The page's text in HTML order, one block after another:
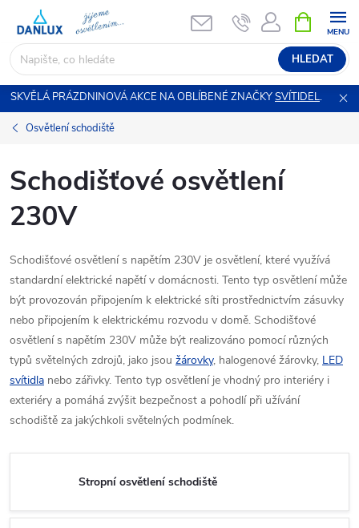
obsah
HLEDAT
NÁKUPNÍ
KOŠÍK
SKVĚLÁ PRÁZDNINOVÁ AKCE NA OBLÍBENÉ ZNAČKYSVÍTIDEL.
Osvětlení schodiště
Schodišťové osvětlení
230V
Schodišťové osvětlení s napětím 230V je osvětlení, které využívá
standardní elektrické napětí v domácnosti. Tento typ osvětlení může
být provozován připojením k elektrické síti prostřednictvím zásuvky
nebo připojením k elektrickému rozvodu v domě. Schodišťové
osvětlení s napětím 230V může být realizováno pomocí různých
typů světelných zdrojů, jako jsou žárovky, halogenové žárovky, LED
svítidla nebo zářivky. Tento typ osvětlení je vhodný pro interiéry i
exteriéry a pomáhá zvýšit bezpečnost a pohodlí při užívání
schodiště za jakýchkoli světelných podmínek.
Stropní osvětlení schodiště